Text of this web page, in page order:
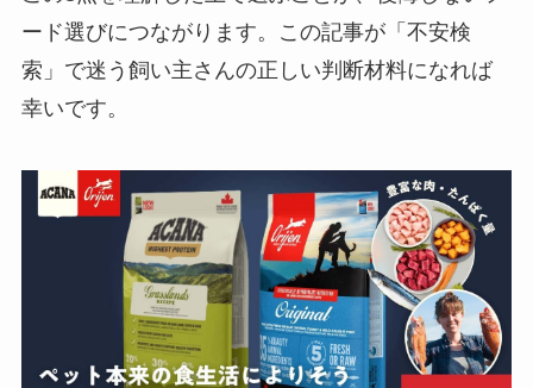
ード選びにつながります。この記事が「不安検
索」で迷う飼い主さんの正しい判断材料になれば
幸いです。